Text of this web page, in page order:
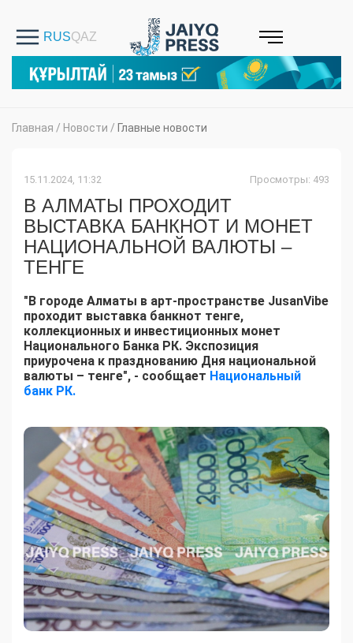
Главная / Новости / Главные новости
15.11.2024, 11:32 Просмотры: 493
В АЛМАТЫ ПРОХОДИТ
ВЫСТАВКА БАНКНОТ И МОНЕТ
НАЦИОНАЛЬНОЙ ВАЛЮТЫ –
ТЕНГЕ
"В городе Алматы в арт-пространстве JusanVibe
проходит выставка банкнот тенге,
коллекционных и инвестиционных монет
Национального Банка РК. Экспозиция
приурочена к празднованию Дня национальной
валюты – тенге", - сообщает Национальный
банк РК.